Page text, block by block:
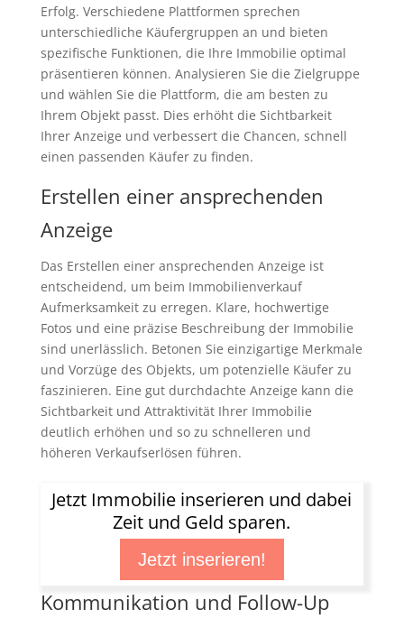
Erfolg. Verschiedene Plattformen sprechen
unterschiedliche Käufergruppen an und bieten
spezifische Funktionen, die Ihre Immobilie optimal
präsentieren können. Analysieren Sie die Zielgruppe
und wählen Sie die Plattform, die am besten zu
Ihrem Objekt passt. Dies erhöht die Sichtbarkeit
Ihrer Anzeige und verbessert die Chancen, schnell
einen passenden Käufer zu finden.
Erstellen einer ansprechenden
Anzeige
Das Erstellen einer ansprechenden Anzeige ist
entscheidend, um beim Immobilienverkauf
Aufmerksamkeit zu erregen. Klare, hochwertige
Fotos und eine präzise Beschreibung der Immobilie
sind unerlässlich. Betonen Sie einzigartige Merkmale
und Vorzüge des Objekts, um potenzielle Käufer zu
faszinieren. Eine gut durchdachte Anzeige kann die
Sichtbarkeit und Attraktivität Ihrer Immobilie
deutlich erhöhen und so zu schnelleren und
höheren Verkaufserlösen führen.
Jetzt Immobilie inserieren und dabei
Zeit und Geld sparen.
Jetzt inserieren!
Kommunikation und Follow-Up